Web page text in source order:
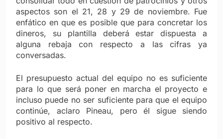
aspectos son el 21, 28 y 29 de noviembre. Fue
enfático en que es posible que para concretar los
dineros, su plantilla deberá estar dispuesta a
alguna rebaja con respecto a las cifras ya
conversadas.
El presupuesto actual del equipo no es suficiente
para lo que será poner en marcha el proyecto e
incluso puede no ser suficiente para que el equipo
continúe, aclaro Pineau, pero él sigue siendo
positivo al respecto.